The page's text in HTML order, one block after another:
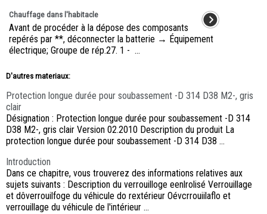
Chauffage dans l'habitacle
Avant de procéder à la dépose des composants
repérés par **, déconnecter la batterie → Équipement
électrique; Groupe de rép.27. 1 - ...
D'autres materiaux:
Protection longue durée pour soubassement -D 314 D38 M2-, gris
clair
Désignation : Protection longue durée pour soubassement -D 314
D38 M2-, gris clair Version 02.2010 Description du produit La
protection longue durée pour soubassement -D 314 D38 ...
Introduction
Dans ce chapitre, vous trouverez des informations relatives aux
sujets suivants : Description du verrouilloge eenlrolisé Verrouillage
et dôverrouilfoge du véhicule do rextérieur Oévcrrouiilaflo et
verrouillage du véhicule de l'intérieur ...